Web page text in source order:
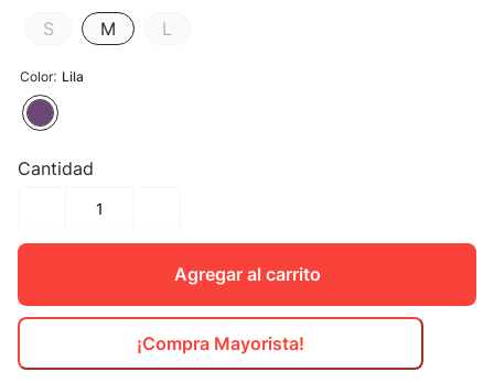
Color: Lila
L
M
S
Cantidad
Agregar al carrito
¡Compra Mayorista!